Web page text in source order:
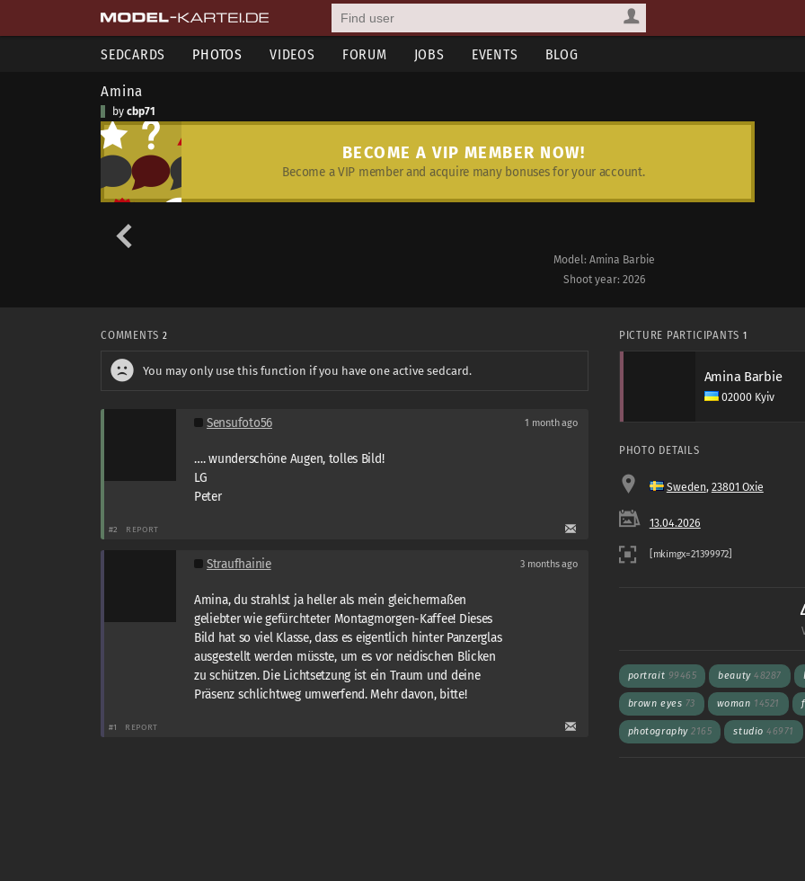
SEDCARDS PHOTOS VIDEOS FORUM JOBS EVENTS BLOG
Amina
by cbp71
BECOME A VIP MEMBER NOW!
Become a VIP member and acquire many bonuses for your account.
Model: Amina Barbie
Shoot year: 2026
COMMENTS 2
You may only use this function if you have one active sedcard.
Sensufoto56 1 month ago
…. wunderschöne Augen, tolles Bild!
LG
Peter
#2 REPORT
Straufhainie 3 months ago
Amina, du strahlst ja heller als mein gleichermaßen
geliebter wie gefürchteter Montagmorgen-Kaffee! Dieses
Bild hat so viel Klasse, dass es eigentlich hinter Panzerglas
ausgestellt werden müsste, um es vor neidischen Blicken
zu schützen. Die Lichtsetzung ist ein Traum und deine
Präsenz schlichtweg umwerfend. Mehr davon, bitte!
#1 REPORT
PICTURE PARTICIPANTS 1
Amina Barbie
02000 Kyiv
PHOTO DETAILS
Sweden, 23801 Oxie
13.04.2026
portrait 99465 beauty48287
brown eyes 73 woman 14521
photography2165 studio46971